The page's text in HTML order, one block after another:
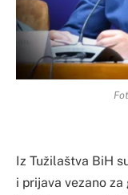
Iz Tužilaštva BiH
i prijava vezano